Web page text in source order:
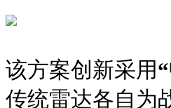
该方案创新采用
传统雷达各自为